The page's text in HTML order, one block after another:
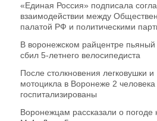
«Единая Россия» подписала
взаимодействии между
палатой РФ и политическими
В воронежском райцентре пьяный
сбил 5-летнего велосипедиста
После столкновения легковушки и
мотоцикла в Воронеже 2 человека
госпитализированы
Воронежцам рассказали о погоде